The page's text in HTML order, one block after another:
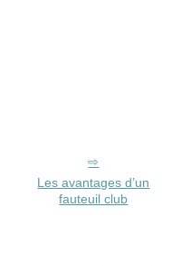
Les avantages d’un
fauteuil club